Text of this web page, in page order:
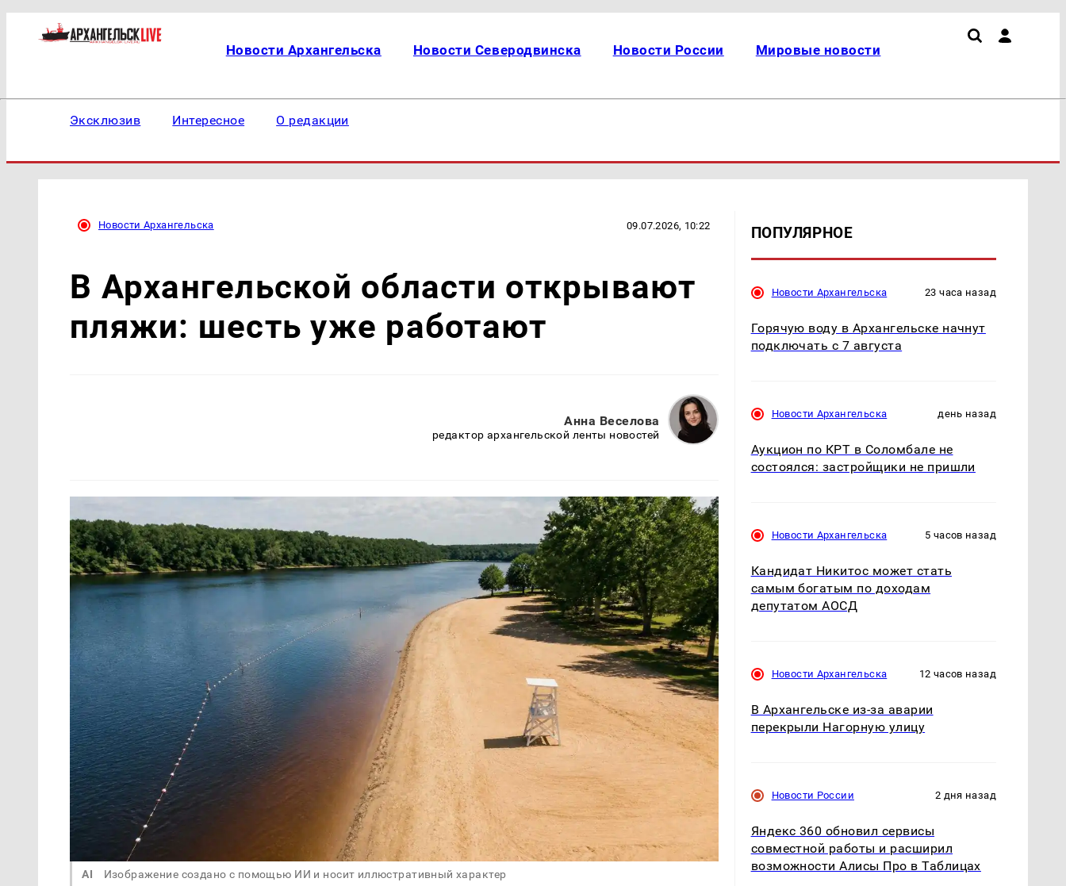
Новости Архангельска Новости Северодвинска Новости России Мировые новости
Эксклюзив Интересное О редакции
Новости Архангельска 09.07.2026, 10:22
В Архангельской области открывают
пляжи: шесть уже работают
Анна Веселова
редактор архангельской ленты новостей
AI Изображение создано с помощью ИИ и носит иллюстративный характер
ПОПУЛЯРНОЕ
Новости Архангельска 23 часа назад
Горячую воду в Архангельске начнут
подключать с 7 августа
Новости Архангельска день назад
Аукцион по КРТ в Соломбале не
состоялся: застройщики не пришли
Новости Архангельска 5 часов назад
Кандидат Никитос может стать
самым богатым по доходам
депутатом АОСД
Новости Архангельска 12 часов назад
В Архангельске из-за аварии
перекрыли Нагорную улицу
Новости России 2 дня назад
Яндекс 360 обновил сервисы
совместной работы и расширил
возможности Алисы Про в Таблицах